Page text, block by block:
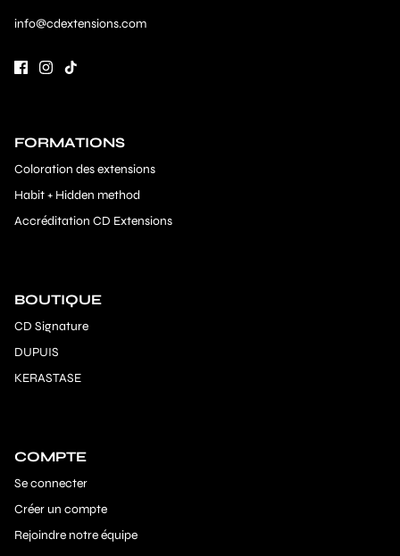
info@cdextensions.com
FORMATIONS
Coloration des extensions
Habit + Hidden method
Accréditation CD Extensions
BOUTIQUE
CD Signature
DUPUIS
KERASTASE
COMPTE
Se connecter
Créer un compte
Rejoindre notre équipe